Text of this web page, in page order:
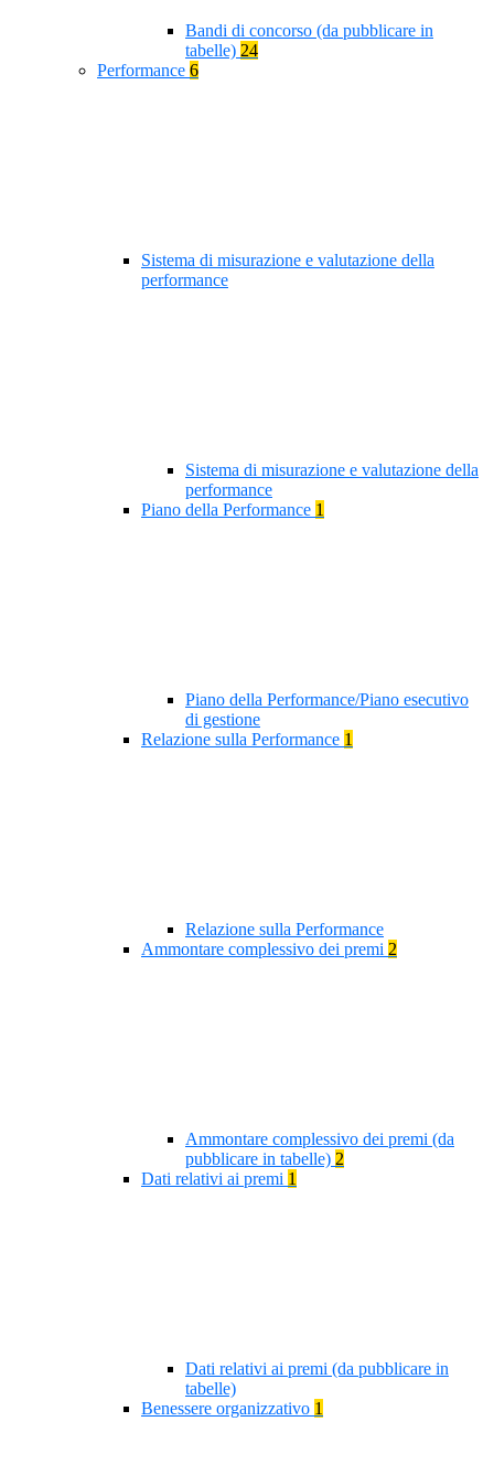
Bandi di concorso (da pubblicare in
tabelle) 24
Performance 6
Sistema di misurazione e valutazione della
performance
Sistema di misurazione e valutazione della
performance
Piano della Performance 1
Piano della Performance/Piano esecutivo
di gestione
Relazione sulla Performance 1
Relazione sulla Performance
Ammontare complessivo dei premi 2
Ammontare complessivo dei premi (da
pubblicare in tabelle) 2
Dati relativi ai premi 1
Dati relativi ai premi (da pubblicare in
tabelle)
Benessere organizzativo 1